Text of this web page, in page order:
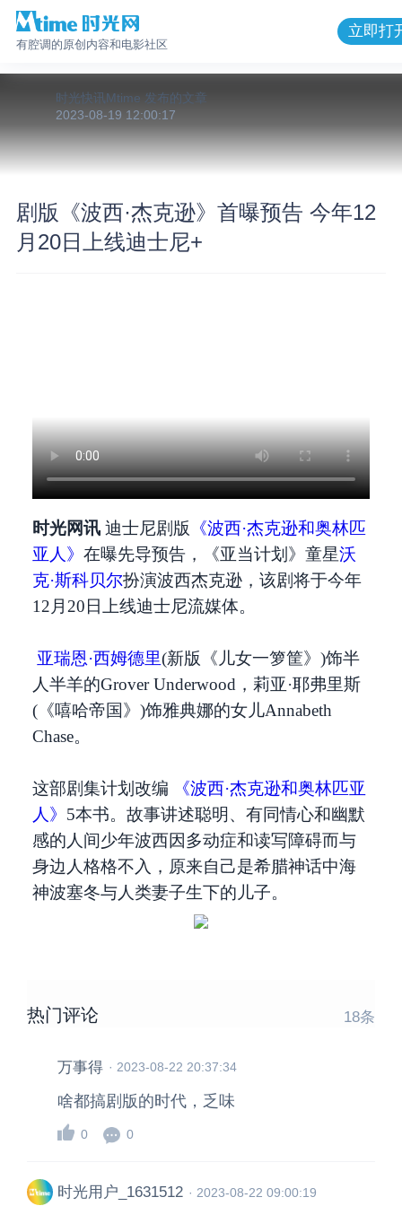
有腔调的原创内容和电影社区
立即打
时光快讯Mtime 发布的 文章
2023-08-19 12:00:17
剧版《波西·杰克逊》首曝预告 今年12
月20日上线迪士尼+
时光网讯 迪士尼剧版 《波西·杰克逊和奥林匹
亚人》 在曝先导预告，《亚当计划》童星沃
克·斯科贝尔扮演波西杰克逊，该剧将于今年
12月20日上线迪士尼流媒体。
亚瑞恩·西姆德里(新版《儿女一箩筐》)饰半
人半羊的Grover Underwood，莉亚·耶弗里斯
(《嘻哈帝国》)饰雅典娜的女儿Annabeth
Chase。
这部剧集计划改编 《波西·杰克逊和奥林匹亚
人》 5本书。故事讲述聪明、有同情心和幽默
感的人间少年波西因多动症和读写障碍而与
身边人格格不入，原来自己是希腊神话中海
神波塞冬与人类妻子生下的儿子。
热门评论 18条
万事得 · 2023-08-22 20:37:34
啥都搞剧版的时代，乏味
0 0
时光用户_1631512 · 2023-08-22 09:00:19